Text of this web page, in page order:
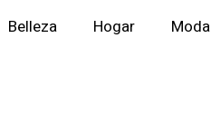
Belleza Hogar Moda